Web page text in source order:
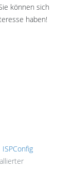
können sich
haben!
anlegen &
ISPConfig